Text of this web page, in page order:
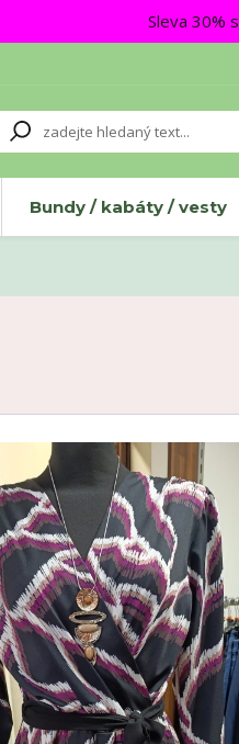
Sleva 30%
Bundy / kabáty / vesty